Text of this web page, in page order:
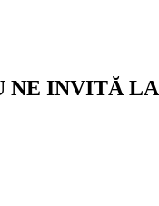
NE INVITĂ